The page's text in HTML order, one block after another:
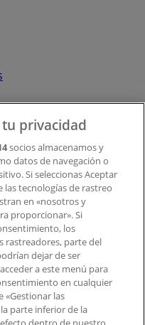
la web o en la
privacidad
socios almacenamos y
datos de navegación o
Si seleccionas Aceptar
tecnologías de rastreo
en «nosotros y
proporcionar». Si
los
rastreadores, parte del
dejar de ser
a este menú para
en cualquier
«Gestionar las
parte inferior de la